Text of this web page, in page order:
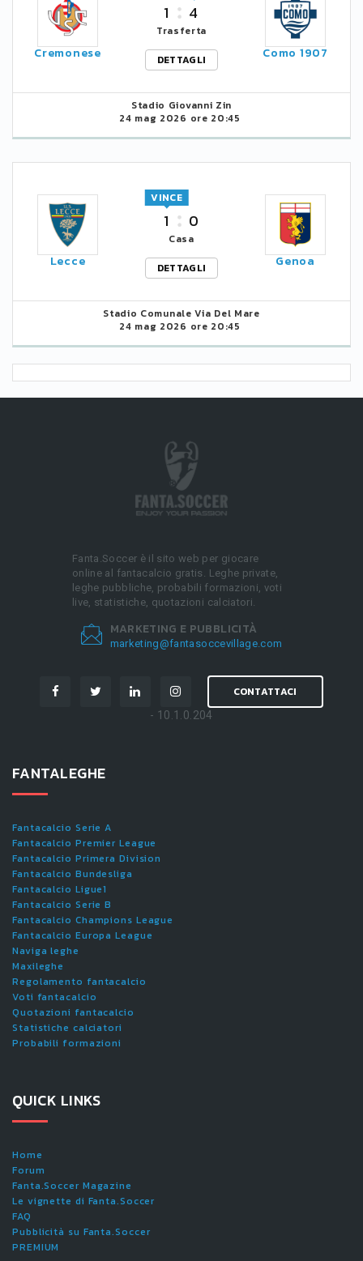
Cremonese
1 4
Trasferta
DETTAGLI
Como 1907
Stadio Giovanni Zin
24 mag 2026 ore 20:45
Lecce
1
VINCE
0
Casa
DETTAGLI
Genoa
Stadio Comunale Via Del Mare
24 mag 2026 ore 20:45
Fanta.Soccer è il sito web per giocare
online al fantacalcio gratis. Leghe private,
leghe pubbliche, probabili formazioni, voti
live, statistiche, quotazioni calciatori.
MARKETING E PUBBLICITÀ
marketing@fantasoccevillage.com
CONTATTACI
- 10.1.0.204
FANTALEGHE
Fantacalcio Serie A
Fantacalcio Premier League
Fantacalcio Primera Division
Fantacalcio Bundesliga
Fantacalcio Ligue1
Fantacalcio Serie B
Fantacalcio Champions League
Fantacalcio Europa League
Naviga leghe
Maxileghe
Regolamento fantacalcio
Voti fantacalcio
Quotazioni fantacalcio
Statistiche calciatori
Probabili formazioni
QUICK LINKS
Home
Forum
Fanta.Soccer Magazine
Le vignette di Fanta.Soccer
FAQ
Pubblicità su Fanta.Soccer
PREMIUM